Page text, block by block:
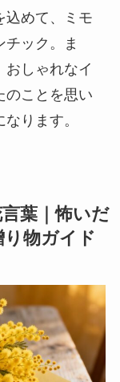
込めて、ミモ
ック。ま
おしゃれなイ
のことを思い
ります。
葉｜怖いだ
物ガイド